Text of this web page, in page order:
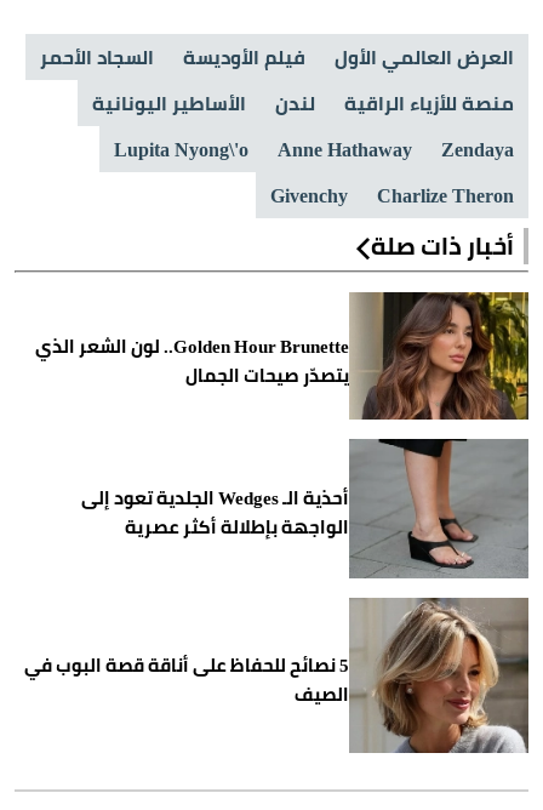
العرض العالمي الأول فيلم الأوديسة
السجاد الأحمر
منصة للأزياء الراقية
لندن
الأساطير اليونانية
Zendaya
Anne Hathaway
Lupita Nyong\'o
Charlize Theron
Givenchy
أخبار ذات صلة
Golden Hour Brunette.. لون الشعر الذي
يتصدّر صيحات الجمال
أحذية الـ Wedges الجلدية تعود إلى
الواجهة بإطلالة أكثر عصرية
5 نصائح للحفاظ على أناقة قصة البوب في
الصيف